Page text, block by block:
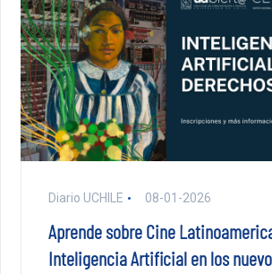
Diario UCHILE 08-01-2026
Aprende sobre Cine
Inteligencia Artificial en los